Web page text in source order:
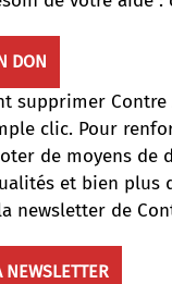
DON
supprimer
clic. Pour
de moyens de
et bien
newsletter de
NEWSLETTER